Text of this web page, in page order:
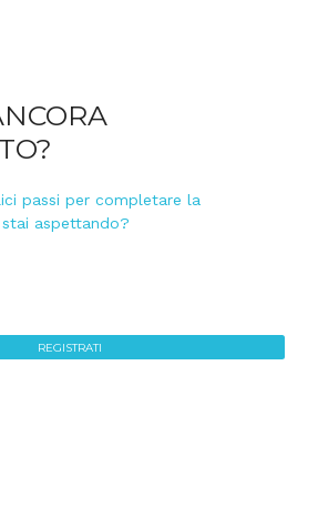
passi per completare la
aspettando?
REGISTRATI